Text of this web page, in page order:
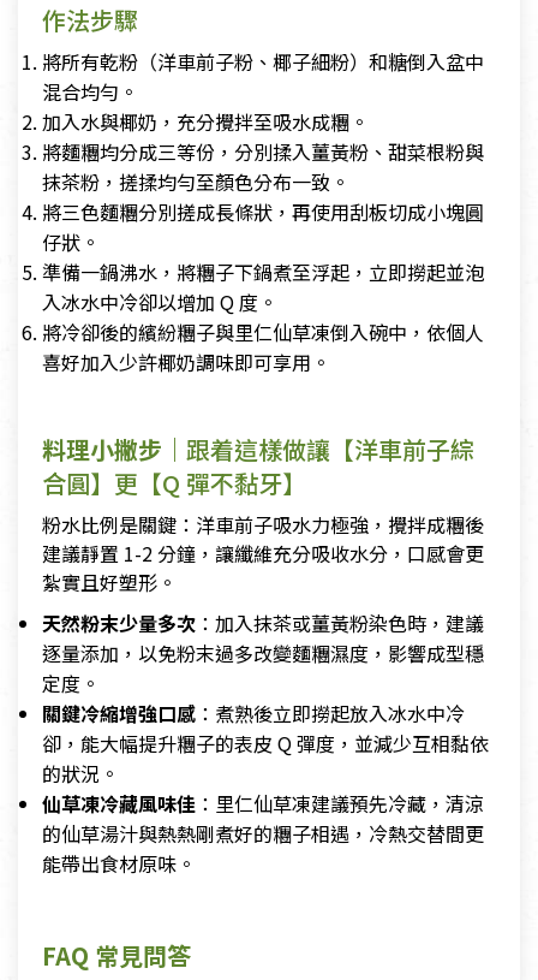
作法步驟
將所有乾粉（洋車前子粉、椰子細粉）和糖倒入盆中
混合均勻。
加入水與椰奶，充分攪拌至吸水成糰。
將麵糰均分成三等份，分別揉入薑黃粉、甜菜根粉與
抹茶粉，搓揉均勻至顏色分布一致。
將三色麵糰分別搓成長條狀，再使用刮板切成小塊圓
仔狀。
準備一鍋沸水，將糰子下鍋煮至浮起，立即撈起並泡
入冰水中冷卻以增加 Q 度。
將冷卻後的繽紛糰子與里仁仙草凍倒入碗中，依個人
喜好加入少許椰奶調味即可享用。
料理小撇步｜ 跟着這樣做讓【洋車前子綜
合圓】更【Q 彈不黏牙】
粉水比例是關鍵：洋車前子吸水力極強，攪拌成糰後
建議靜置 1-2 分鐘，讓纖維充分吸收水分，口感會更
紮實且好塑形。
天然粉末少量多次 ：加入抹茶或薑黃粉染色時，建議
逐量添加，以免粉末過多改變麵糰濕度，影響成型穩
定度。
關鍵冷縮增強口感 ：煮熟後立即撈起放入冰水中冷
卻，能大幅提升糰子的表皮 Q 彈度，並減少互相黏依
的狀況。
仙草凍冷藏風味佳 ：里仁仙草凍建議預先冷藏，清涼
的仙草湯汁與熱熱剛煮好的糰子相遇，冷熱交替間更
能帶出食材原味。
FAQ 常見問答